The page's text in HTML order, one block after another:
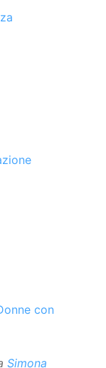
con
Simona